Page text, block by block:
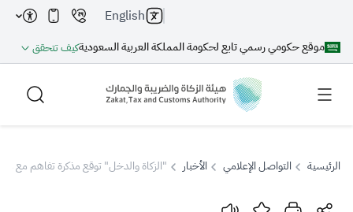
موقع حكومي رسمي تابع لحكومة المملكة العربية السعوديةكيف تتحقق
English
بحث
الرئيسية التواصل الإعلامي الأخبار "الزكاة والدخل" توقع مذكرة تفاهم مع